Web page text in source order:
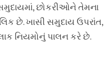
છોકરીઓને તેમના
છે. ખાસી સમુદાય ઉપરાંત,
નિયમોનું પાલન કરે છે.